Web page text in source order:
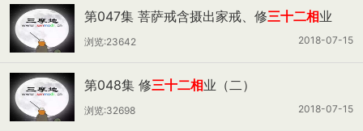
第047集 菩萨戒含摄出家戒、修三十二相业
（一）
2018-07-15
浏览:23642
第048集 修三十二相业（二）
2018-07-15
浏览:32698